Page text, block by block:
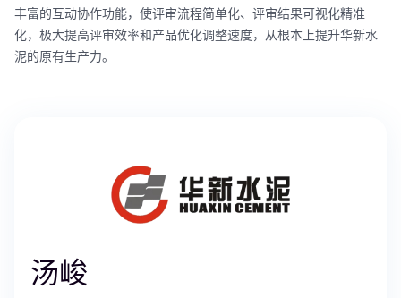
汤峻
丰富的互动协作功能，使评审流程简单化、评审结果可视化精准
化，极大提高评审效率和产品优化调整速度，从根本上提升华新水
泥的原有生产力。